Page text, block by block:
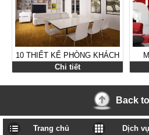
10 THIẾT KẾ PHÒNG KHÁCH
ĐẸP NHÀ ĐẠI GIA VỚI NỘI
Chi tiết
Back
Trang chủ Dịch vụ